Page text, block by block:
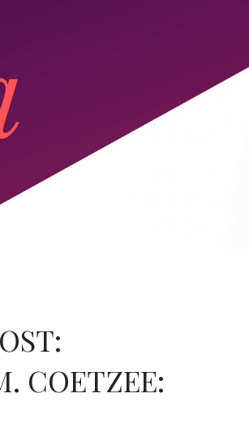
COETZEE: